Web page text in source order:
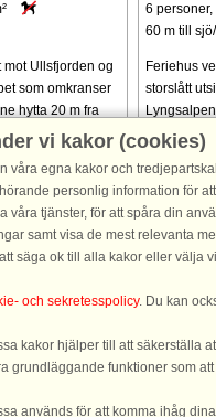
mot Ullsfjorden og
som omkranser
hytta 20 m fra
Sør-
...
SEK
6 personer,
60 m till
Feriehus
storslått
oppleves
vi kakor (cookies)
våra egna kakor och
personlig information för
våra tjänster, för att spåra din
samt visa de mest relevanta
säga ok till alla kakor eller välja
och sekretesspolicy. Du kan
kakor hjälper till att säkerställa
grundläggande funktioner som
används för att komma ihåg